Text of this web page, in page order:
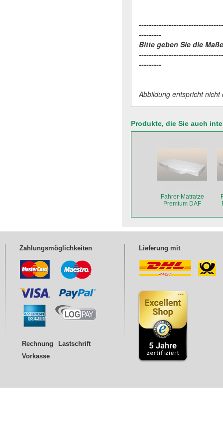
---------
Bitte geben Sie die
---------
Abbildung entspricht nicht
Produkte, die Sie auch
Fahrer-Matratze
Premium DAF
Zahlungsmöglichkeiten
Rechnung
Lastschrift
Vorkasse
Lieferung mit